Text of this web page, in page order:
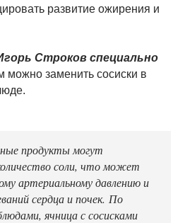
развитие ожирения и
Строков специально
можно заменить сосиски в
продукты могут
соли, что может
артериальному давлению и
сердца и почек. По
ячница с сосисками